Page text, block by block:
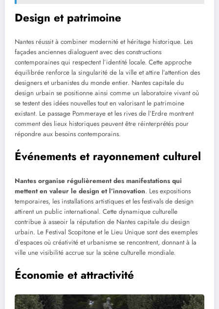
Design et patrimoine
Nantes réussit à combiner modernité et héritage historique. Les
façades anciennes dialoguent avec des constructions
contemporaines qui respectent l’identité locale. Cette approche
équilibrée renforce la singularité de la ville et attire l’attention des
designers et urbanistes du monde entier. Nantes capitale du
design urbain se positionne ainsi comme un laboratoire vivant où
se testent des idées nouvelles tout en valorisant le patrimoine
existant. Le passage Pommeraye et les rives de l’Erdre montrent
comment des lieux historiques peuvent être réinterprétés pour
répondre aux besoins contemporains.
Événements et rayonnement culturel
Nantes organise régulièrement des manifestations qui
mettent en valeur le design et l’innovation. Les expositions
temporaires, les installations artistiques et les festivals de design
attirent un public international. Cette dynamique culturelle
contribue à asseoir la réputation de Nantes capitale du design
urbain. Le Festival Scopitone et le Lieu Unique sont des exemples
d’espaces où créativité et urbanisme se rencontrent, donnant à la
ville une visibilité accrue sur la scène culturelle mondiale.
Économie et attractivité